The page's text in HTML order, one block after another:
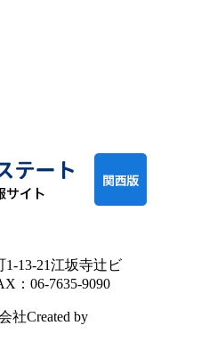
13-21江坂寺辻ビ
：06-7635-9090
社Created by